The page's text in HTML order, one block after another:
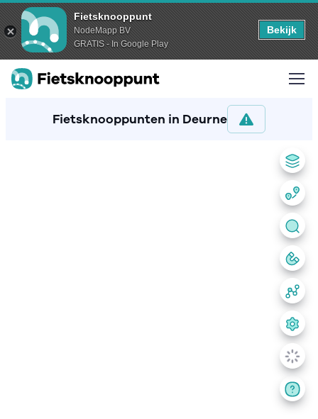
Fietsknooppunt
NodeMapp BV
GRATIS - In Google Play
Bekijk
Fietsknooppunten in Deurne